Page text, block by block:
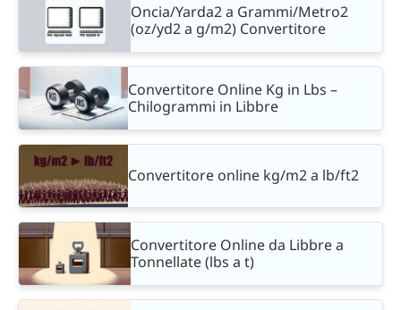
Oncia/Yarda2 a Grammi/Metro2
(oz/yd2 a g/m2) Convertitore
Convertitore Online Kg in Lbs –
Chilogrammi in Libbre
Convertitore online kg/m2 a lb/ft2
Convertitore Online da Libbre a
Tonnellate (lbs a t)